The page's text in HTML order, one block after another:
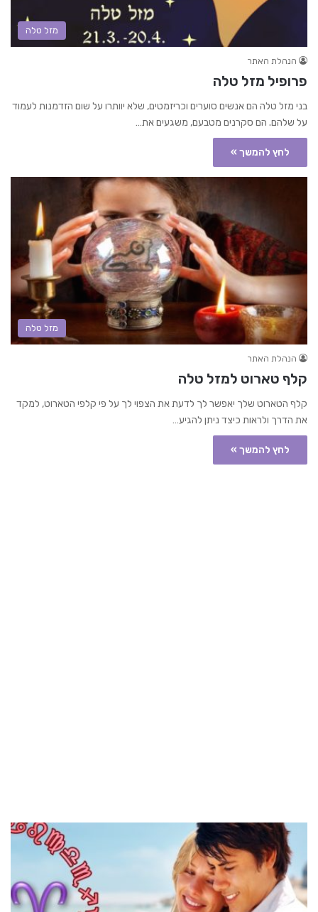
מזל טלה
הנהלת האתר
פרופיל מזל טלה
בני מזל טלה הם אנשים סוערים וכריזמטים, שלא יוותרו על שום הזדמנות לעמוד
על שלהם. הם סקרנים מטבעם, משגעים את…
לחץ להמשך »
מזל טלה
הנהלת האתר
קלף טארוט למזל טלה
קלף הטארוט שלך יאפשר לך לדעת את הצפוי לך על פי קלפי הטארוט, למקד
את הדרך ולראות כיצד ניתן להגיע…
לחץ להמשך »